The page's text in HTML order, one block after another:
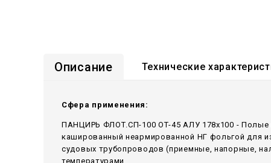
Описание Технические
Сфера применения:
ПАНЦИРЬ ФЛОТ.СП-100 ОТ-45 АЛУ 178x100 - Полые
кашированный неармированной НГ фольгой для
судовых трубопроводов (приемные, напорные,
температурами